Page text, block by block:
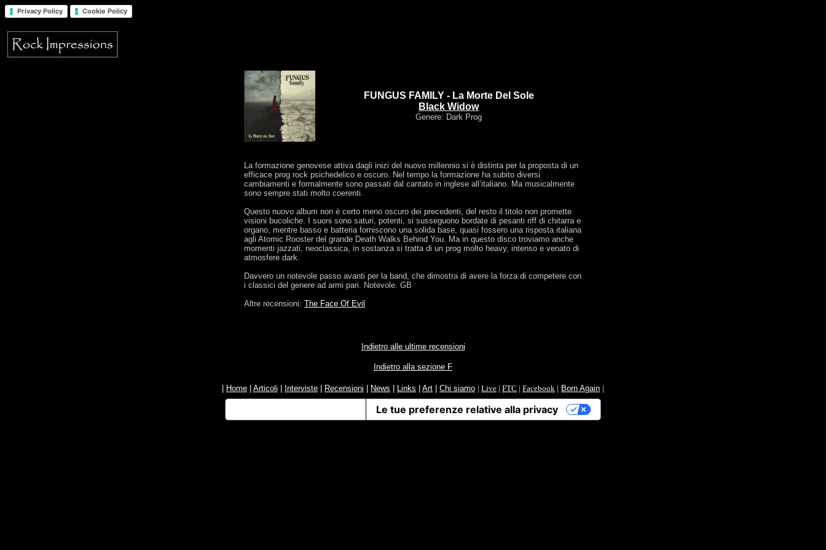
Privacy Policy Cookie Policy
FUNGUS FAMILY - La Morte Del Sole
Black Widow
Genere: Dark Prog
La formazione genovese attiva dagli inizi del nuovo millennio si è distinta per la proposta di un
efficace prog rock psichedelico e oscuro. Nel tempo la formazione ha subito diversi
cambiamenti e formalmente sono passati dal cantato in inglese all’italiano. Ma musicalmente
sono sempre stati molto coerenti.
Questo nuovo album non è certo meno oscuro dei precedenti, del resto il titolo non promette
visioni bucoliche. I suoni sono saturi, potenti, si susseguono bordate di pesanti riff di chitarra e
organo, mentre basso e batteria forniscono una solida base, quasi fossero una risposta italiana
agli Atomic Rooster del grande Death Walks Behind You. Ma in questo disco troviamo anche
momenti jazzati, neoclassica, in sostanza si tratta di un prog molto heavy, intenso e venato di
atmosfere dark.
Davvero un notevole passo avanti per la band, che dimostra di avere la forza di competere con
i classici del genere ad armi pari. Notevole. GB
Altre recensioni: The Face Of Evil
Indietro alle ultime recensioni
Indietro alla sezione F
Home Articoli Interviste Recensioni News Links Art Chi siamo | Live | FTC | Facebook | Born Again |
Le tue preferenze relative alla privacy